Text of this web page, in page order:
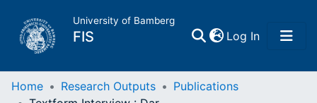
University of Bamberg
FIS Log In(current)
Home
Home Research Outputs
Publications